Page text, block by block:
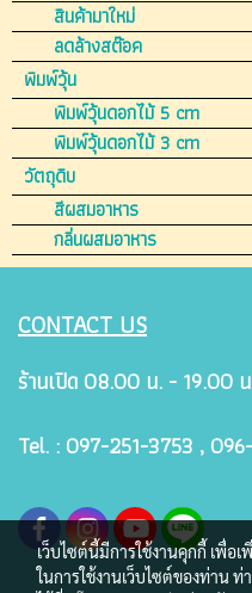
สินค้ามาใหม่
ลดล้างสต๊อค
พิมพ์วุ้น
พิมพ์วุ้นดอกไม้ 5 cm
พิมพ์วุ้นดอกไม้ 3 cm
วัตถุดิบ
สีผสมอาหาร
กลิ่นผสมอาหาร
CONTACT US
ร้านเปิด 08.00 น. - 19.00
Tel. : 097-251-3753 ,
เว็บไซต์นี้มีการใช้งานคุกกี้ เพื่
ในการใช้งานเว็บไซต์ของท่าน